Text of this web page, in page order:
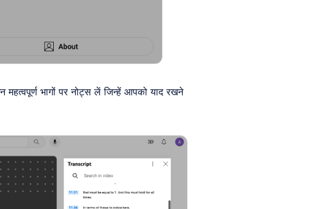
महत्वपूर्ण भागों पर नोट्स लें जिन्हें आपको याद रखने